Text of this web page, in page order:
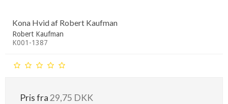
Kona Hvid af Robert Kaufman
Robert Kaufman
K001-1387
Pris fra 29,75 DKK